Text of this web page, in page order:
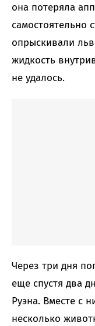
она потеряла
самостоятельно
опрыскивали
жидкость
не удалось.
Через три дня
еще спустя два
Руэна. Вместе с
несколько